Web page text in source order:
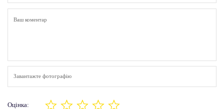
Завантажте фотографію
Оцінка: